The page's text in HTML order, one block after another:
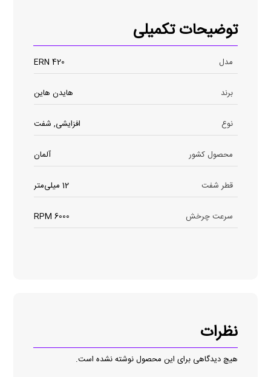
توضیحات تکمیلی
مدل ERN 420
برند هایدن هاین
نوع افزایشی, شفت
محصول کشور آلمان
قطر شفت 12 میلی‌متر
سرعت چرخش 6000 RPM
نظرات
هیچ دیدگاهی برای این محصول نوشته نشده است.